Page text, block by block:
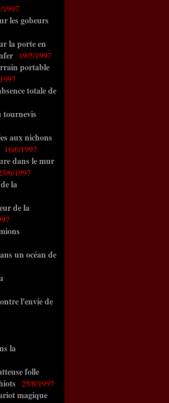
1997
les gobeurs
la porte en
19/5/1997
portable
totale de
tournevis
aux nichons
16/6/1997
dans le mur
6/1997
la
de la
un océan de
l'envie de
la
folle
25/8/1997
magique